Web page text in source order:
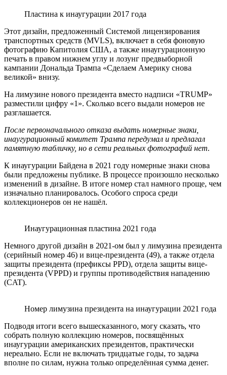
Пластина к инаугурации 2017 года
Этот дизайн, предложенный Системой лицензирования
транспортных средств (MVLS), включает в себя фоновую
фотографию Капитолия США, а также инаугурационную
печать в правом нижнем углу и лозунг предвыборной
кампании Дональда Трампа «Сделаем Америку снова
великой» внизу.
На лимузине нового президента вместо надписи «TRUMP»
разместили цифру «1». Сколько всего выдали номеров не
разглашается.
После первоначального отказа выдать номерные знаки,
инаугурационный комитет Трампа передумал и предлагал
памятную табличку, но в сети реальных фотографий нет.
К инаугурации Байдена в 2021 году номерные знаки снова
были предложены публике. В процессе произошло несколько
изменений в дизайне. В итоге номер стал намного проще, чем
изначально планировалось. Особого спроса среди
коллекционеров он не нашёл.
Инаугурационная пластина 2021 года
Немного другой дизайн в 2021-ом был у лимузина президента
(серийный номер 46) и вице-президента (49), а также отдела
защиты президента (префиксы PPD), отдела защиты вице-
президента (VPPD) и группы противодействия нападению
(CAT).
Номер лимузина президента на инаугурации 2021 года
Подводя итоги всего вышесказанного, могу сказать, что
собрать полную коллекцию номеров, посвящённых
инаугурации американских президентов, практически
нереально. Если не включать тридцатые годы, то задача
вполне по силам, нужна только определённая сумма денег.